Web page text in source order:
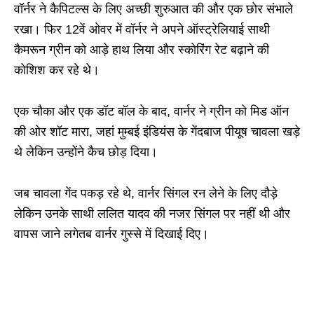
वॉर्नर ने कैपिटल्स के लिए अच्छी शुरुआत की और एक छोर संभाले
रखा। फिर 12वें ओवर में वॉर्नर ने अपने ऑस्ट्रेलियाई साथी
कैमरून ग्रीन को आड़े हाथ लिया और स्कोरिंग रेट बढ़ाने की
कोशिश कर रहे थे।
एक चौका और एक डॉट बॉल के बाद, वार्नर ने ग्रीन को मिड ऑन
की ओर शॉट मारा, जहां मुम्बई इंडियंस के गेंदबाज पीयूष चावला खड़े
थे लेकिन उन्होंने कैच छोड़ दिया।
जब चावला गेंद पकड़ रहे थे, वार्नर सिंगल रन लेने के लिए दौड़े
लेकिन उनके साथी ललित यादव की नजर सिंगल पर नहीं थी और
वापस जाने लगे‌तब वार्नर गुस्से में दिखाई दिए।